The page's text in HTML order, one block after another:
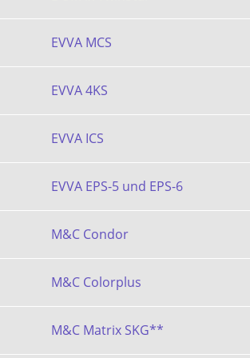
EVVA MCS
EVVA 4KS
EVVA ICS
EVVA EPS-5 und EPS-6
M&C Condor
M&C Colorplus
M&C Matrix SKG**